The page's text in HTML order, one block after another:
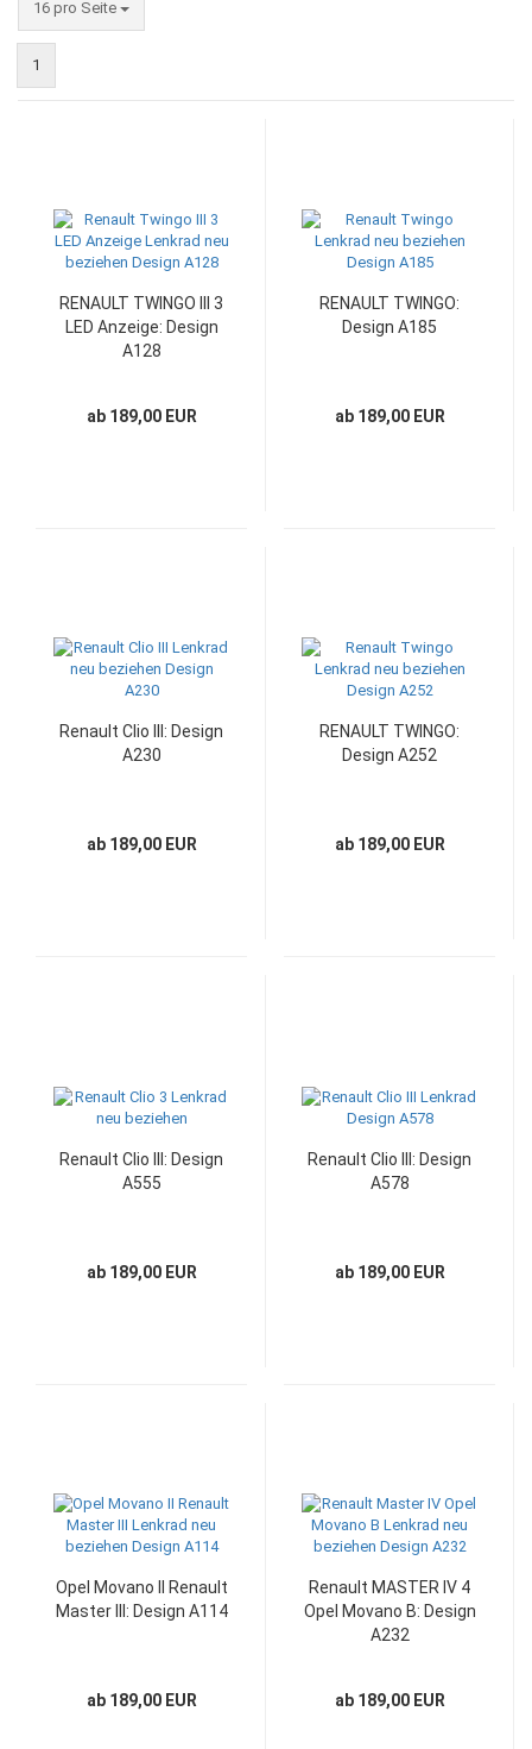
16 pro Seite
pro Seite
1
RENAULT TWINGO III 3
LED Anzeige: Design
A128
ab 189,00 EUR
RENAULT TWINGO:
Design A185
ab 189,00 EUR
Renault Clio III: Design
A230
ab 189,00 EUR
RENAULT TWINGO:
Design A252
ab 189,00 EUR
Renault Clio III: Design
A555
ab 189,00 EUR
Renault Clio III: Design
A578
ab 189,00 EUR
Opel Movano II Renault
Master III: Design A114
ab 189,00 EUR
Renault MASTER IV 4
Opel Movano B: Design
A232
ab 189,00 EUR